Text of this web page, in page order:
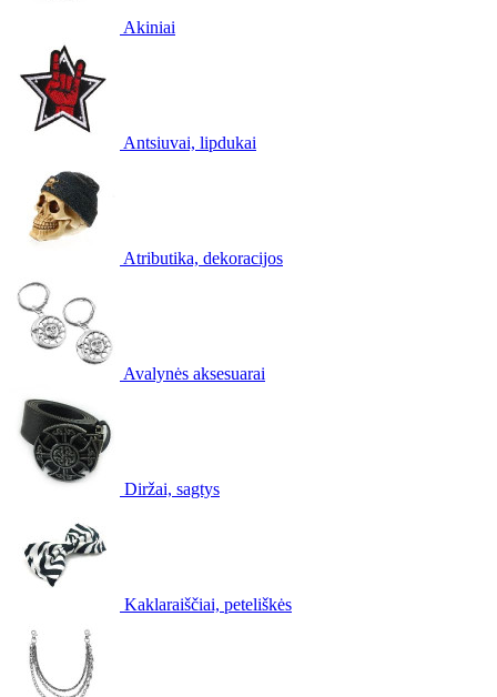
Akiniai
Antsiuvai, lipdukai
Atributika, dekoracijos
Avalynės aksesuarai
Diržai, sagtys
Kaklaraiščiai, peteliškės